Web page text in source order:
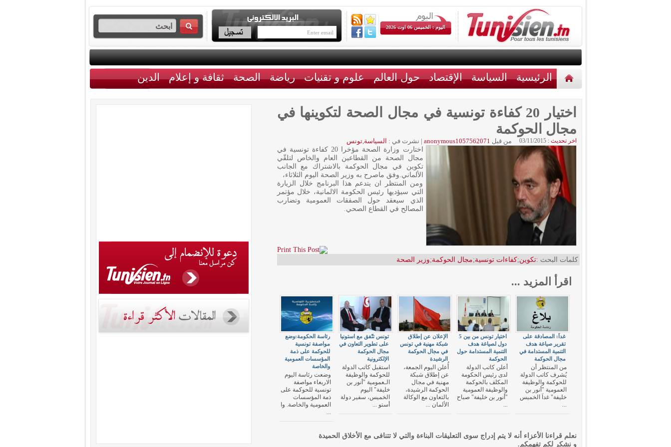
اليوم : الخميس 06 اوت 2026
الرئيسية السياسة الإقتصاد حول العالم علوم و تقنيات رياضة الصحة ثقافة و إعلام الدين
اختيار 20 كفاءة تونسية في مجال الصحة لتكوينها في
مجال الحوكمة
اخر تحديث : 03/11/2015 من قبل anonymous1057562071
| نشرت في : السياسة,تونس
اختارت وزارة الصحة مؤخرا 20 كفاءة تونسية في
مجال الصحة من القطاعين العام والخاص لتلقّي
تكوين في مجال الحوكمة بالاشتراك مع الجانب
الألماني.وفق ماصرح به وزير الصحة اليوم الثلاثاء،
ومن المنتظر ان يتدعم هذا البرنامج خلال الزيارة
التي سيؤديها رئيس الحكومة الالمانية، خلال مؤتمر
الذي سيعقد حول الصفقات العمومية وتضارب
المصالح في القطاع الصحي.
كلمات البحث :تكوين;كفاءات تونسية;مجال الحوكمة;وزير الصحة
اقرأ المزيد ...
رئاسة الحكومة:وضع
مواصفة تونسية
للحوكمة على ذمة
المؤسسات العمومية
والخاصة
وضعت رئاسة اليوم
الاربعاء مواصفة
تونسية للحوكمة على
ذمة المؤسسات
العمومية والخاصة. وا
...
تونس تتّفق مع استونيا
على تطوير التعاون في
مجال الحوكمة
الإلكترونية
استقبل كاتب الدولة
للحوكمة والوظيفة
الـعمومية "أنور بن
خليفة" اليوم
الخميس، سفير دولة
أستو ...
الإعلان عن إطلاق
شبكة مهنية في تونس
في مجال الحوكمة
الرشيدة
أُعلن اليوم الجمعة،
عن إطلاق شبكة
مهنية في مجال
الحوكمة الرشيدة،
بالتعاون مع الوكالة
الألمان ...
اختيار تونس من بين 5
دول لصياغة هدف
التنمية المستدامة حول
الحوكمة
أعلن كاتب الدولة
لدى رئيس الحكومة
المكلف بالحوكمة
والوظيفة العمومية
"أنور بن خليفة" صباح
...
غداَ: المصادقة على
تقرير صياغة هدف
التنمية المستدامة في
مجال الحوكمة
من المنتظر أن
يُشرف كاتب الدولة
للحوكمة والوظيفة
العمومية "أنور بن
خليفة" غداَ الخميس
...
نعلم قراءنا الأعزاء أنه لا يتم إدراج سوى التعليقات البناءة والتي لا تتنافى مع الأخلاق الحميدة
و نشكر لكم تفهمكم.